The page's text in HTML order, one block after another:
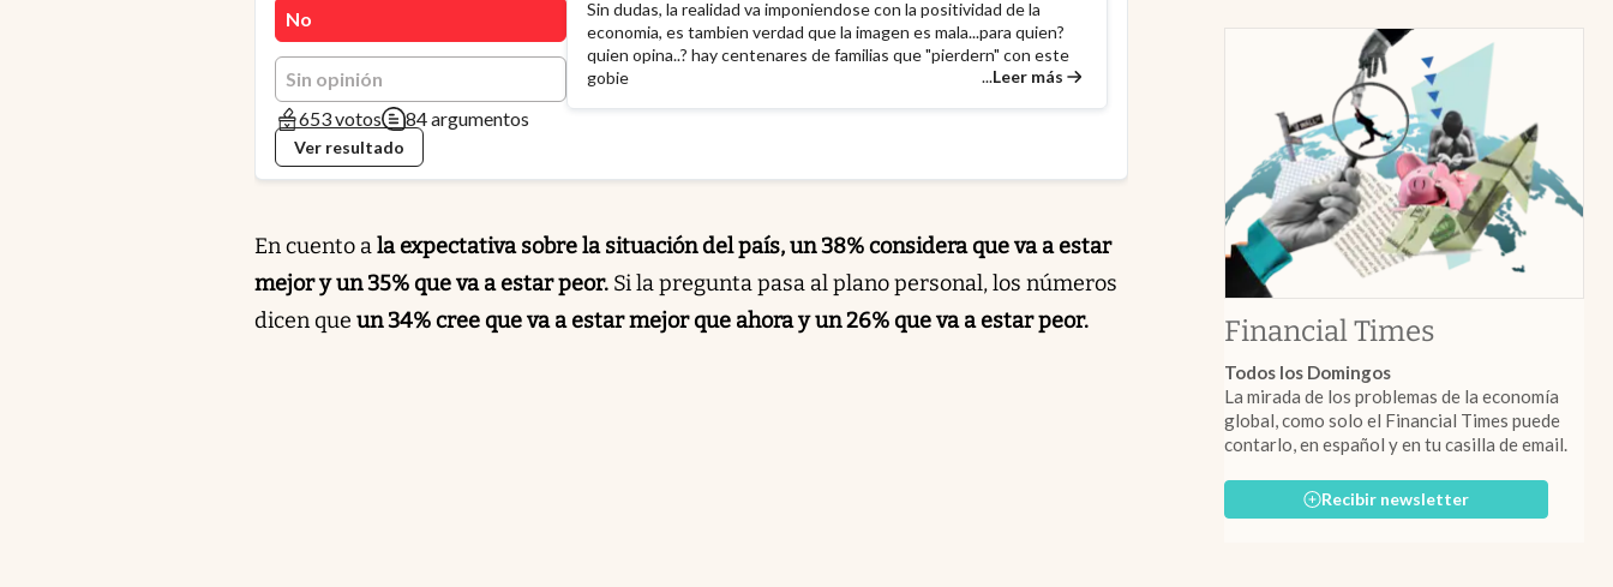
No
Sin opinión
653 votos
84 argumentos
Ver resultado
Sin dudas, la realidad va imponiendose con la positividad de la
economia, es tambien verdad que la imagen es mala...para quien?
quien opina..? hay centenares de familias que "pierdern" con este
gobie
...Leer más
En cuento ala expectativa sobre la situación del país, un 38% considera que va a estar
mejor y un 35% que va a estar peor. Si la pregunta pasa al plano personal, los números
dicen que un 34% cree que va a estar mejor que ahora y un 26% que va a estar peor. Financial Timesabre en
Todos los Domingos
La mirada de los problemas de la economía
global, como solo el Financial Times puede
contarlo, en español y en tu casilla de email.
Recibir newsletter